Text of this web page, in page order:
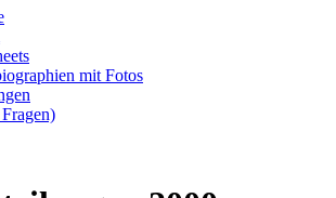
mit Fotos